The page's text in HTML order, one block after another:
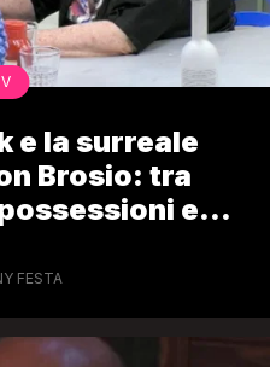
e la surreale
Brosio: tra
e
FESTA